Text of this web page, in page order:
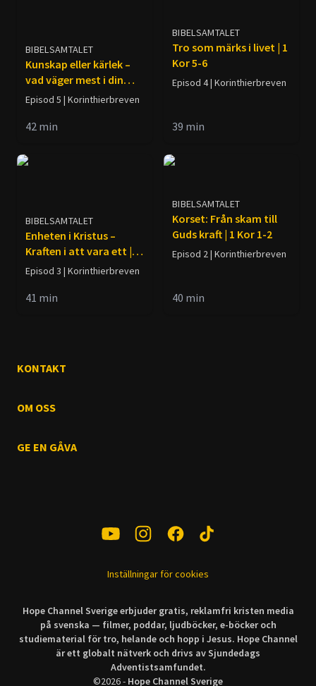
BIBELSAMTALET
Kunskap eller kärlek –
vad väger mest i din
tro? | 1 Kor 8-10
Episod 5 | Korinthierbreven
42 min
BIBELSAMTALET
Tro som märks i livet | 1
Kor 5-6
Episod 4 | Korinthierbreven
39 min
BIBELSAMTALET
Enheten i Kristus –
Kraften i att vara ett | 1
Kor 3-4
Episod 3 | Korinthierbreven
41 min
BIBELSAMTALET
Korset: Från skam till
Guds kraft | 1 Kor 1-2
Episod 2 | Korinthierbreven
40 min
KONTAKT
OM OSS
GE EN GÅVA
Inställningar för cookies
Hope Channel Sverige erbjuder gratis, reklamfri kristen media
på svenska — filmer, poddar, ljudböcker, e-böcker och
studiematerial för tro, helande och hopp i Jesus. Hope Channel
är ett globalt nätverk och drivs av Sjundedags
Adventistsamfundet.
©2026- Hope Channel Sverige